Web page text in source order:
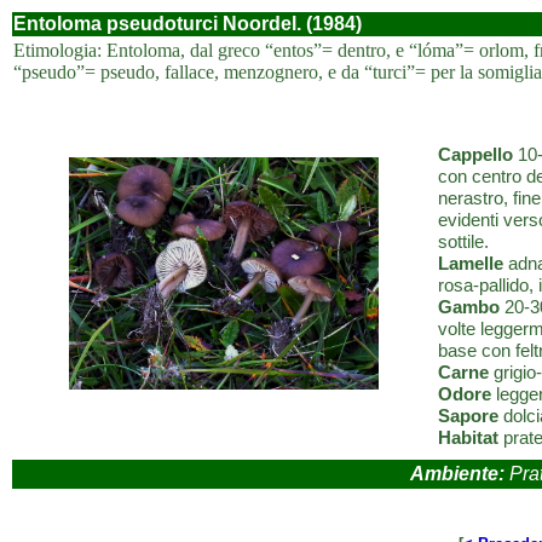
Entoloma pseudoturci Noordel. (1984)
Etimologia: Entoloma, dal greco “entos”= dentro, e “lóma”= orlom,
“pseudo”= pseudo, fallace, menzognero, e da “turci”= per la
Cappello
con centro
nerastro,
evidenti
sottile.
Lamelle
rosa-pallido,
Gambo 20-
volte
base con
Carne
Odore
Sapore
Habitat
Ambiente: